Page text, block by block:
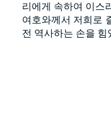
리에게 속하여 이스
여호와께서 저희로
전 역사하는 손을